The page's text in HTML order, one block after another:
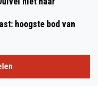
hoogste bod van